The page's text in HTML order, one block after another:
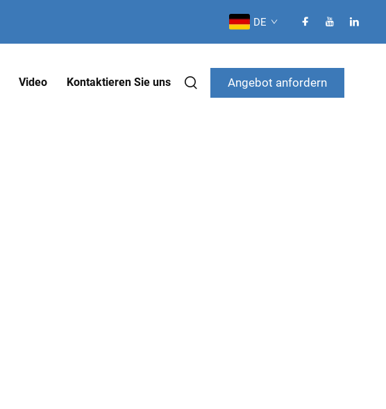
DE
Video Kontaktieren Sie uns Angebot anfordern